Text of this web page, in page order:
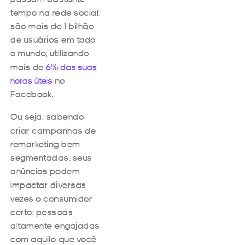
tempo na rede social:
são mais de 1 bilhão
de usuários em todo
o mundo, utilizando
mais de 6% das suas
horas úteis no
Facebook.
Ou seja, sabendo
criar campanhas de
remarketing bem
segmentadas, seus
anúncios podem
impactar diversas
vezes o consumidor
certo: pessoas
altamente engajadas
com aquilo que você